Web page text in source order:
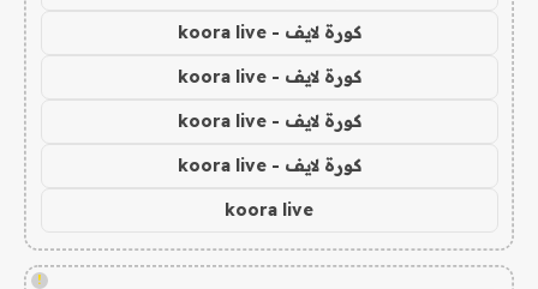
كورة لايف - koora live
كورة لايف - koora live
كورة لايف - koora live
كورة لايف - koora live
koora live
!